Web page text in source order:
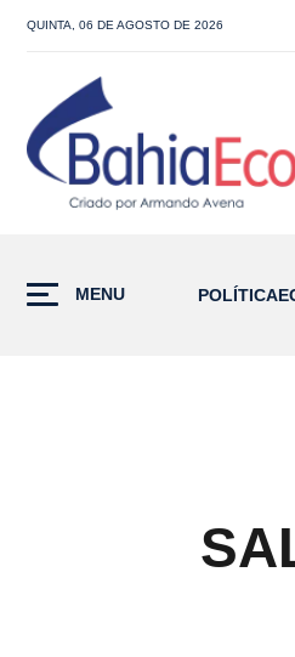
QUINTA, 06 DE AGOSTO DE 2026
MENU POLÍTICA